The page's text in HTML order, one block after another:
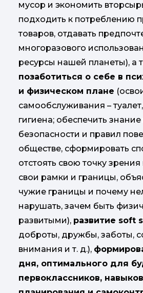
мусор и экономить
подходить к потреблению
товаров, отдавать
многоразового
ресурсы нашей планеты), а
позаботиться о себе в
и физическом плане
самообслуживания –
гигиена; обеспечить
безопасности и правил
обществе, сформировать
отстоять свою точку
свои рамки и границы,
чужие границы и почему
нарушать, зачем быть
развитыми), развитие soft
доброты, дружбы, заботы,
внимания и т. д.),
дня, оптимального для
первоклассников, навыков